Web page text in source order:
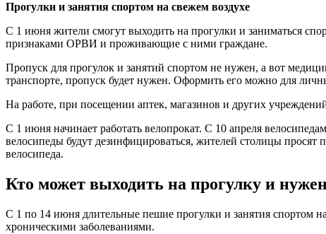
Прогулки и занятия спортом на свежем воздухе
С 1 июня жители смогут выходить на прогулки и заниматься
признаками ОРВИ и проживающие с ними граждане.
Пропуск для прогулок и занятий спортом не нужен, а вот
транспорте, пропуск будет нужен. Оформить его можно для
На работе, при посещении аптек, магазинов и других
С 1 июня начинает работать велопрокат. С 10 апреля
велосипеды будут дезинфицироваться, жителей столицы просят
велосипеда.
Кто может выходить на прогулку и
С 1 по 14 июня длительные пешие прогулки и занятия спортом
хроническими заболеваниями.